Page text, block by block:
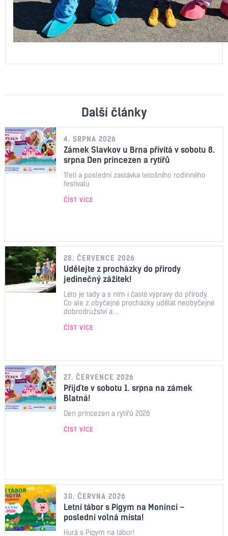
Další články
4. SRPNA 2026
Zámek Slavkov u Brna přivítá v sobotu 8.
srpna Den princezen a rytířů
Třetí a poslední zastávka letošního rodinného
festivalu
ČÍST VÍCE
28. ČERVENCE 2026
Udělejte z procházky do přírody
jedinečný zážitek!
Léto je tady a s ním i časté výpravy do přírody.
Co ale z obyčejné procházky udělat neobyčejné
dobrodružství a ...
ČÍST VÍCE
27. ČERVENCE 2026
Přijďte v sobotu 1. srpna na zámek
Blatná!
Den princezen a rytířů 2026
ČÍST VÍCE
30. ČERVNA 2026
Letní tábor s Pigym na Monínci –
poslední volná místa!
Hurá s Pigym na tábor!